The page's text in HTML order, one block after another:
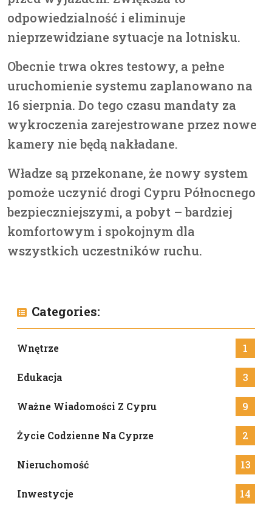
odpowiedzialność i eliminuje
nieprzewidziane sytuacje na lotnisku.
Obecnie trwa okres testowy, a pełne
uruchomienie systemu zaplanowano na
16 sierpnia. Do tego czasu mandaty za
wykroczenia zarejestrowane przez nowe
kamery nie będą nakładane.
Władze są przekonane, że nowy system
pomoże uczynić drogi Cypru Północnego
bezpieczniejszymi, a pobyt – bardziej
komfortowym i spokojnym dla
wszystkich uczestników ruchu.
Categories:
Wnętrze 1
Edukacja 3
Ważne Wiadomości Z Cypru 9
Życie Codzienne Na Cyprze 2
Nieruchomość 13
Inwestycje 14